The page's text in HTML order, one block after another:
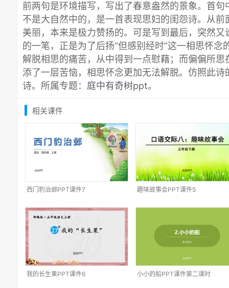
前两句是环境描写，写出了春意盎然的景象。首句
不是大自然中的，是一首表现思妇的闺怨诗。从
美丽，本来是极力赞扬的。可是写到最后，突然又
的一笔，正是为了后扬“但感别经时”这一相思怀
解脱相思的痛苦，从中得到一点慰藉；而偏偏所
添了一层苦恼，相思怀念更加无法解脱。仿照此诗
诗。所属专题： 庭中有奇树ppt。
相关课件
西门豹治邺PPT课件7 趣味故事会PPT课件5
我的长生果PPT课件6 小小的船PPT课件第二课时